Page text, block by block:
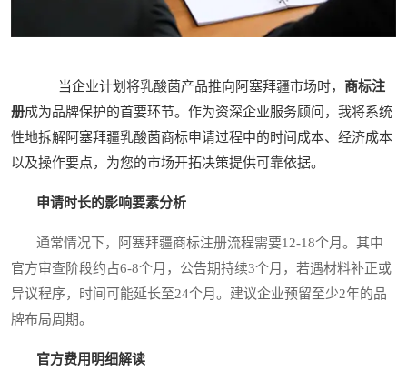
当企业计划将乳酸菌产品推向阿塞拜疆市场时， 商标注
册成为品牌保护的首要环节。作为资深企业服务顾问，我将系统
性地拆解阿塞拜疆乳酸菌商标申请过程中的时间成本、经济成本
以及操作要点，为您的市场开拓决策提供可靠依据。
申请时长的影响要素分析
通常情况下，阿塞拜疆商标注册流程需要12-18个月。其中
官方审查阶段约占6-8个月，公告期持续3个月，若遇材料补正或
异议程序，时间可能延长至24个月。建议企业预留至少2年的品
牌布局周期。
官方费用明细解读